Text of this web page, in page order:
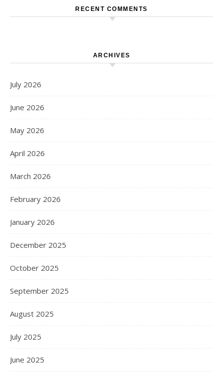
RECENT COMMENTS
ARCHIVES
July 2026
June 2026
May 2026
April 2026
March 2026
February 2026
January 2026
December 2025
October 2025
September 2025
August 2025
July 2025
June 2025